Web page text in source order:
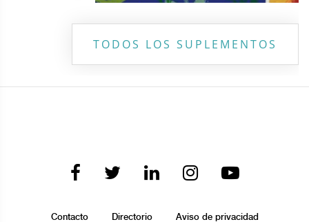
TODOS LOS SUPLEMENTOS
Contacto Directorio Aviso de privacidad